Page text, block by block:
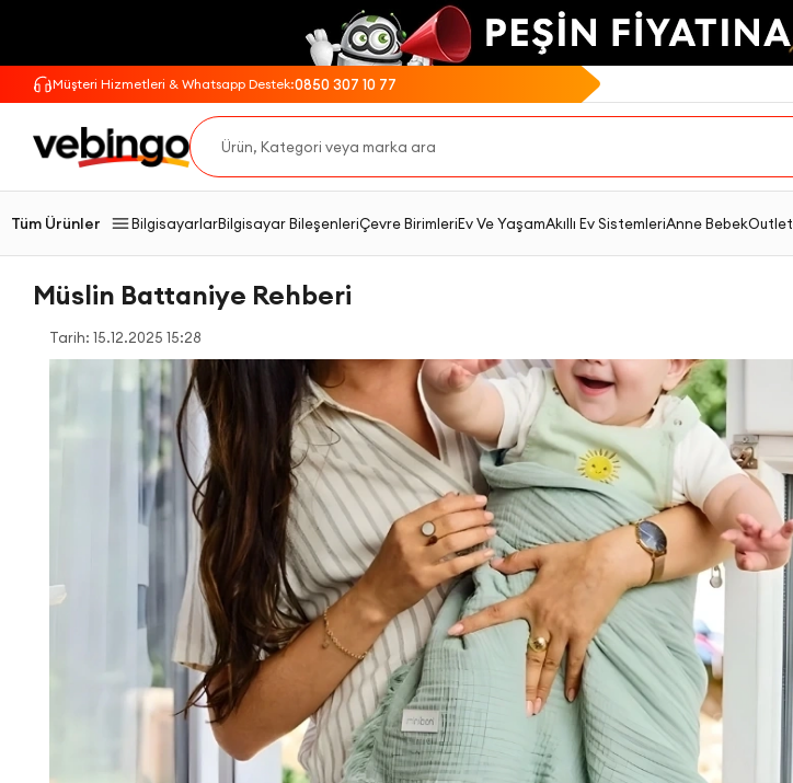
Müşteri Hizmetleri & Whatsapp Destek:0850 307 10 77
Tüm Ürünler BilgisayarlarBilgisayar BileşenleriÇevre BirimleriEv Ve YaşamAkıllı Ev SistemleriAnne BebekOutlet
Müslin Battaniye Rehberi
Tarih: 15.12.2025 15:28